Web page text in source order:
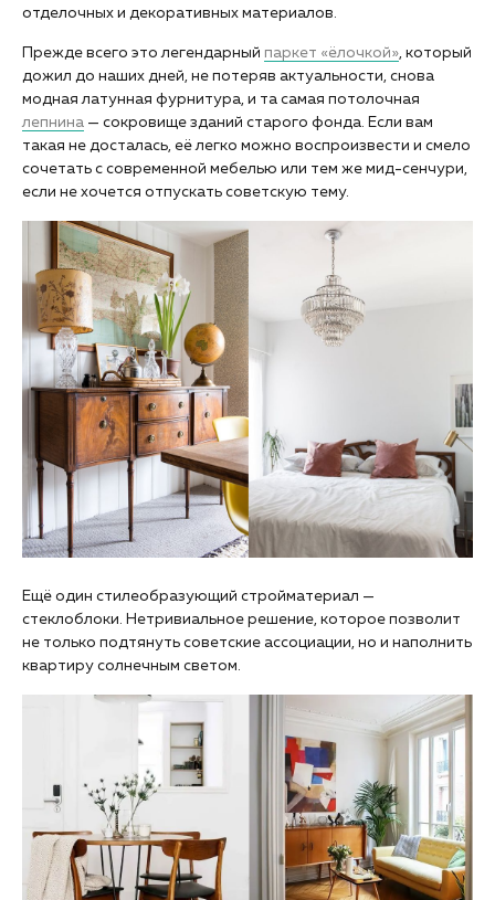
отделочных и декоративных материалов.
Прежде всего это легендарный паркет «ёлочкой», который
дожил до наших дней, не потеряв актуальности, снова
модная латунная фурнитура, и та самая потолочная
лепнина — сокровище зданий старого фонда. Если вам
такая не досталась, её легко можно воспроизвести и смело
сочетать с современной мебелью или тем же мид-сенчури,
если не хочется отпускать советскую тему.
Ещё один стилеобразующий стройматериал —
стеклоблоки. Нетривиальное решение, которое позволит
не только подтянуть советские ассоциации, но и наполнить
квартиру солнечным светом.